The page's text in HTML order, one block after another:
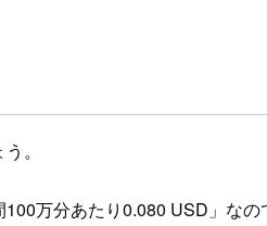
。
万分あたり0.080 USD」な